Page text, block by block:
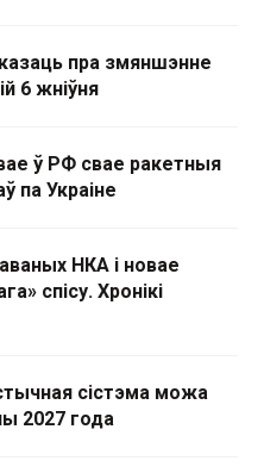
пра змяншэнне
6 жніўня
ў РФ свае ракетныя
па Украіне
НКА і новае
спісу. Хронікі
сістэма можа
2027 года